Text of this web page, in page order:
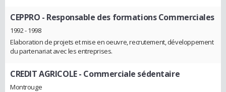
CEPPRO - Responsable des formations Commerciales
1992 - 1998
Elaboration de projets et mise en oeuvre, recrutement, développement
du partenariat avec les entreprises.
CREDIT AGRICOLE- Commerciale sédentaire
Montrouge